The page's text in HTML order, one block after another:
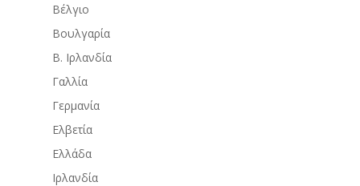
Βέλγιο
Βουλγαρία
Β. Ιρλανδία
Γαλλία
Γερμανία
Ελβετία
Ελλάδα
Ιρλανδία